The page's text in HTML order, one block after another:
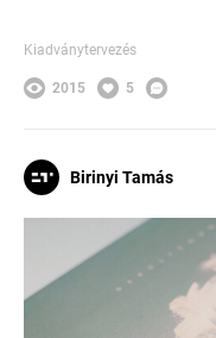
Kiadványtervezés
2015 5
Birinyi Tamás